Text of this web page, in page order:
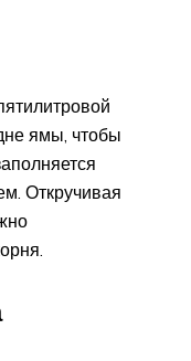
ямы, чтобы
Откручивая